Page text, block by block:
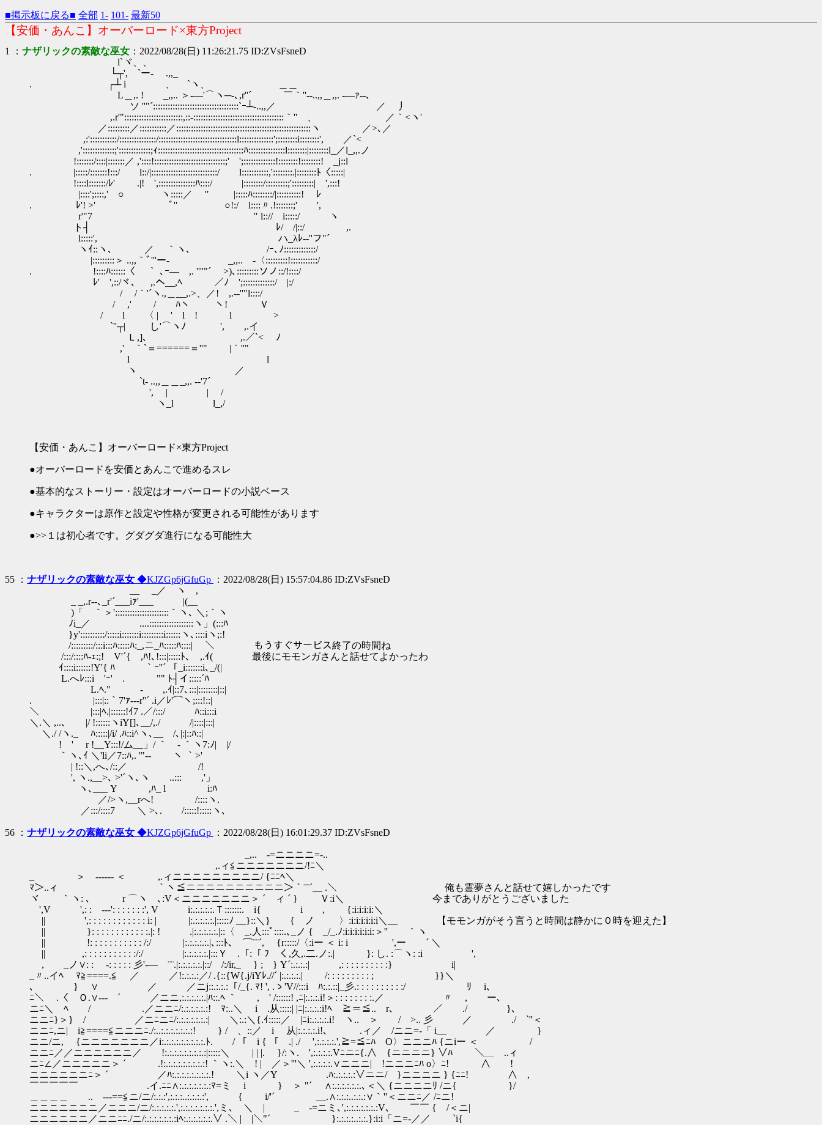
■掲示板に戻る■ 全部 1- 101- 最新50
【安価・あんこ】オーバーロード×東方Project
1 ： ナザリックの素敵な巫女 ：2022/08/28(日) 11:26:21.75 ID:ZVsFsneD
l`ヾ、、
└┬', `ー- .,,_
. ┌┴ i 、 `ヽ、 ＿＿
L＿,. ! _,,.. ＞-―'⌒ヽ─-､,r''´ ￣｀''‐-..,,＿,,. -―ｧ‐-､
ソ ''"´:::::::::::::::::::::::::::::::::::`ｰ┴-..,,／ ／ 丿
,.r'"::::::::::::::::::::::::,::-:::::::::::::::::::::::::::::::::::::｀'' 、 ／｀<ヽ'
／:::::::::／:::::::::::／:::::::::::::::::::::::::::::::::::::::::::::::::::::::ヽ ／>､／
,:':::::::::::/:::::::::::::::/::::::::::::::::::::::::::::::::l::::::::::::::';::::::::i::::::::', ／`<
,':::::::::::::;':::::::::::::;ｨ:::::::::::::::::::::::::::::::::::ﾊ:::::::::::::::l::::::::|::::::::l_／l_,,.ノ
!:::::::/::::|:::::::／ ,'::::!:::::::::::::::::::::::::::::;' ';:::::::::::::!::::::::!::::::::! _j::l
. |:::::/:::::::!:::/ l::/|:::::::::::::::::::::::::::/ l:::::::::::,'::::::::.|::::::::ﾄ〈:::::|
!::::l:::::::/ﾚ' .|! ',:::::::::::::::ﾊ::::/ |::::::::/:::::::::;':::::::::| ',:::!
|::::';::::,' ○ ヽ:::::／ '′ |:::::ﾊ::::::::/|::::::::::! ﾚ
. ﾚ'! >' ﾞ'′ ○!:/ l::::〃.!:::::::;' ',
r'"7 '′ l::// i:::::/ ヽ
ト┤ ﾚ/ /|::/ ,.ゝ
l:::::', ハ_λﾚ-‐''フ"´
ヽｲ::ヽ､ ／ ｀ヽ､ /ｰ､ﾉ:::::::::::::/
|:::::::::＞ ..,,｀ﾞ'''ー- ゝ _,,.. -〈:::::::::!:::::::::::/
. !::::ﾊ::::::〈 ｀ ､ｰ― ,. ''''"´ >)､:::::::::ソノ::/!::::/
ﾚ' ',::/ヾ、 ,.へ__,ﾍ ／ﾉ ';:::::::::::::/ |:/
/ /｀'´ヽ.,＿__,.>、／! ,.-‐''"l::::/
/ ,' / ﾊヽ ヽ! Ｖ
/ l 〈 | ' l ! l >
`''┬| し'⌒ヽﾉ ', ,.イ
Ｌ,]、 ,.／`< ﾉ
,' ｀`＝======＝''" |｀''"
l l
ヽ ／
`t- ..,,＿＿_,,. -‐'7´
', | | /
ヽ_l l_,/
【安価・あんこ】オーバーロード×東方Project
●オーバーロードを安価とあんこで進めるスレ
●基本的なストーリー・設定はオーバーロードの小説ベース
●キャラクターは原作と設定や性格が変更される可能性があります
●>>１は初心者です。グダグダ進行になる可能性大
55 ： ナザリックの素敵な巫女 ◆KJZGp6jGfuGp
：2022/08/28(日) 15:57:04.86 ID:ZVsFsneD
__ _／ ヽゝ,
_ _,.r--､_r'´___iｧ'___ |(__
)「 ｀＞'::::::::::::::::::::::｀ヽ､ ＼;｀ヽ
ﾉi_／ ....::::::::::::::::::ヽ」(:::ﾊ
}y'::::::::::/:::::i:::::::i:::::::::i::::::ヽ､::::iヽ;:!
/:::::::::/:::i:::ﾊ:::::ﾊ:_,ニ_ﾊ:::::ﾊ::::| ＼ もうすぐサービス終了の時間ね
/:::/::::ﾊ-ｪ:;! V'´{ ,ﾊ!､!:::|:::::ﾄ､ ,.ｲ( 最後にモモンガさんと話せてよかったわ
ｲ::::i::::::!Y'{ ﾊ ｀ｰ''´ 「_i:::::::i､_/(|
L.へﾚ:::i 'ｰ' . "" ﾄ┤イ:::::´ﾊ
L.ﾍ." - ,.ｲ|::7､:::|::::::::|::|
. |:::|::｀7'ｧ‐--r''´ .i／ﾚ'⌒ヽ;:::!::|
＼ |:::|ﾍ.|::::::!ｲ7 .／/:::/ ﾊ::i:::i
＼.＼ ,..､ |/ !::::::ヽiY[]､__/,./ /|::::|:::|
＼./ /ヽ._ ﾊ:::::|/i/ .ﾊ::i^ヽ､__ /､|:|::ﾊ::|
! ' r !__Y:::!/ム__」/ ｀ - ｀ヽ7:ﾉ| |/
｀ヽ､ｲ ＼'li／7::ﾊ,. '"-‐ ヽ ｀>'
| !::＼,へ､/::／ /!
', ヽ.,__>､ >'´ヽ､ヽ ..::: ,'」
ヽ､___ Y ,ﾊ_ l i:ﾊ
／/>ヽ,__rへ! /::::ヽ.
／:::/::::7 ＼ >､. /:::::!:::::ヽ､
56 ： ナザリックの素敵な巫女 ◆KJZGp6jGfuGp ：2022/08/28(日) 16:01:29.37 ID:ZVsFsneD
_,.. -=ニニニニ=-..
,.ィ≦ニニニニニニニ/!ﾆ＼
_ ＞ ------ ＜ ,.ィニニニニニニニニニ/ {ﾆﾆﾍ＼
ﾏ＞..ィ ｀ヽ≦ニニニニニニニニニニ＞｀¨¨´__ .＼ 俺も霊夢さんと話せて嬉しかったです
ヾ ｀ヽ: ､ r ⌒ヽ ､:V＜ニニニニニニニ＞ ´ ィ ´ } Ｖ:i＼ 今までありがとうございました
',V ',: :ゝ---': : : : : : :', V i:.:.:.:.:.Ｔ:::::::. i{ i , {:i:i:i:i:＼
|| ',: : : : : : : : : : : : i: | |:.:.:.:.:.|:::::ﾉ __}::＼} { ノ 〉:i:i:i:i:i:i＼__ 【モモンガがそう言うと時間は静かに０時を迎えた】
|| }: : : : : : : : : : : :.|: ! .|:.:.:.:.:.|::〈 _.人:::ﾟ::::.､_ノ { _/_.ﾉ:i:i:i:i:i:i:＞'' ｀ヽ
|| !: : : : : : : : : : : /:/ |:.:.:.:.:.|､:::ﾄ､ ⌒¨¨´, {r:::::/〈:iー ＜ i: i ',ー ´ ＼
|| ,: : : : : : : : : : :/:/ |:.:.:.:.:.|:::Ｙ .「:「 ﾌ く,久,.二.ノ:.| }: し. :⌒ヽ: :i ',
, _ノ∨: : ゝ-: : : : : 彡'-― ¨¨.|:.:.:.:.:.|::/ /:/ir,_ } ; } Y´:.:.:.:| ,: : : : : : : : : :} i|
_〃..イﾍ ﾏ≧====.≦ ／ ／!:.:.:.:／/ .{::{W{.j/iYﾚ.//´ |:.:.:.:.| /: : : : : : : : : ; }}＼
､ } ∨ ／ ／ニj::.:.:.:「/_{. ﾏ! ', .ゝ'V//:::i ﾊ:.:.::|_彡.: : : : : : : : : :/ ﾘ i､
ﾆ＼ .〈 Ｏ.∨--- ´ ／ニニ,:.:.:.:.:.|ﾊ::.ﾍ ｀ , ' /::::::! ,ﾆ|:.:.:.i!＞: : : : : : : :.／ 〃 , ー､
ニﾆ＼ ﾍ / .／ニニﾆ/:.:.:.:.:.:! ﾏ:..＼ i .从:::::| |ﾆ|:.:.:.:i!ﾍ ≧＝≦.. r､ ／ ./ }､
ニニﾆ}＞} / ／ニﾆニﾆ/:.:.:.:.:.:.:| ＼:.:＼{.ｲ:::::／ |ﾆi:.:.:.:.i! ヽ.. ＞ / >.. 彡 ／ ./ `''＜
ニニﾆ,ニ| i≧====≦ニニニﾆ./:..:.:.:.:.:.:.:! } / 、::／ i 从|:.:.:.:.i!､ .ィ／ /ニニ=-「 i__ ／ }
ニニ/ニ, {ニニニニニニニ／i:.:.:.:.:.:.:.:.:.ﾄ. / 「 i { 「 .| ./ ',:.:.:.:.',≧=≦ﾆﾊ O〉ニニニﾊ {ニiー ＜ /
ニニﾆ／／ニニニニニニ／ !:.:.:.:.:.:.:.:.:|:::::＼ | | |. }/:ヽ. ',:.:.:.:.Vﾆニﾆ{.∧ {ニニニニ} ∨ﾊ ＼＿ ..ィ
ニﾆ∠／ニニニニニ＞ ´ .!:.:.:.:.:.:.:.:.:! ｀ヽ:.＼ ! | ／＞'''＼ ',:.:.:.:.∨ニニニ| !ニニニﾆﾊ o〉ﾆ! ∧ !
ニニニニニニﾆ＞ ´ ／ﾊ:.:.:.:.:.:.:.:.! ＼i ヽ／Y .ﾊ:.:.:.:.:∨ニニ/ }ニニニニ } {ﾆﾆ! ∧ ,
￣￣￣￣￣ .イ.ﾆﾆ∧:.:.:.:.:.:.:ﾏ=ミ i } ＞ "´ ∧:.:.:.:.:.:.､＜＼ {ニニニニﾘ /ニ{ }/
＿＿＿＿ .. ---==≦ニ/ニ/:.:.:',:.:.:..:.:.:.:', { i/'´ __.∧:.:.:..:.:.:∨｀''＜ニニﾆ／ /ﾆニ!
ニニニニニニニ／ニニニ/ニ/:.:.:.:.:.',:.:.:.:.:.:.:.',ミ､ ＼ | _ -=ニミ､',:.:.:.:.:.:.:V､ ￣￣ { /＜ニ|
ニニニニニニ／ニニﾆﾆ./ニ/:.:.:.:.:.:.:iﾍ:.:.:.:.:.:.∨ .＼ | |＼"´ }:.:.:.:..:.:.}:i:i「ニ=-／／ `i{